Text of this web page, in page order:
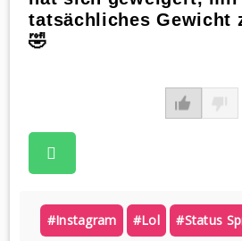
tatsächliches Gewicht
🤣
#instagram #lol #status